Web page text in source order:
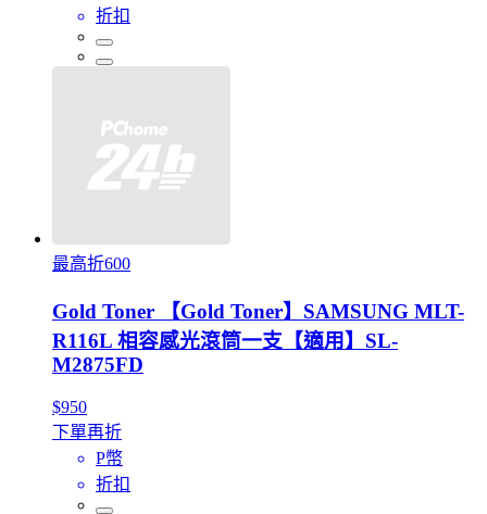
折扣
最高折600
Gold Toner 【Gold Toner】SAMSUNG MLT-
R116L 相容感光滾筒一支【適用】SL-
M2875FD
$950
下單再折
P幣
折扣